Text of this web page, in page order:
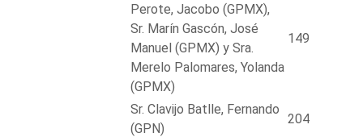
Perote, Jacobo (GPMX),
Sr. Marín Gascón, José
Manuel (GPMX) y Sra.
Merelo Palomares, Yolanda
(GPMX)
149
Sr. Clavijo Batlle, Fernando
(GPN)
204